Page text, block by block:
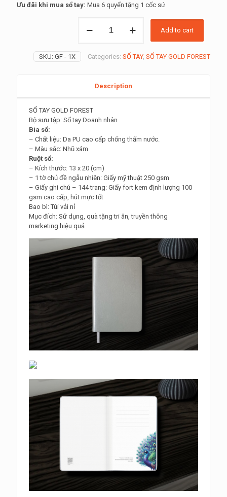
Ưu đãi khi mua sổ tay: Mua 6 quyển tặng 1 cốc sứ
Bìa
Nhũ
Trọng:
tặng
quà
ly
cốc
sứ
Add to cart
SKU: GF - 1X Categories: SỔ TAY, SỔ TAY GOLD FOREST
Description
SỔ TAY GOLD FOREST
Bộ sưu tập: Sổ tay Doanh nhân
Bìa sổ:
– Chất liệu: Da PU cao cấp chống thấm nước.
– Màu sắc: Nhũ xám
Ruột sổ:
– Kích thước: 13 x 20 (cm)
– 1 tờ chủ đề ngẫu nhiên: Giấy mỹ thuật 250 gsm
– Giấy ghi chú – 144 trang: Giấy fort kem định lượng 100
gsm cao cấp, hút mực tốt
Bao bì: Túi vải nỉ
Mục đích: Sử dụng, quà tặng tri ân, truyền thông
marketing hiệu quả